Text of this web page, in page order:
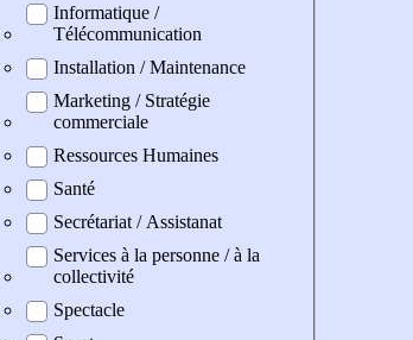
Informatique /
Télécommunication
Installation / Maintenance
Marketing / Stratégie
commerciale
Ressources Humaines
Santé
Secrétariat / Assistanat
Services à la personne / à la
collectivité
Spectacle